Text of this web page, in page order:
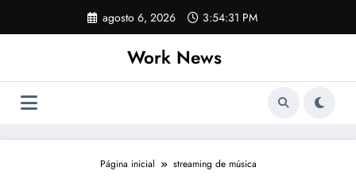
o
agosto 6, 2026 3:54:31 PM
Work News
Página inicial streaming de música